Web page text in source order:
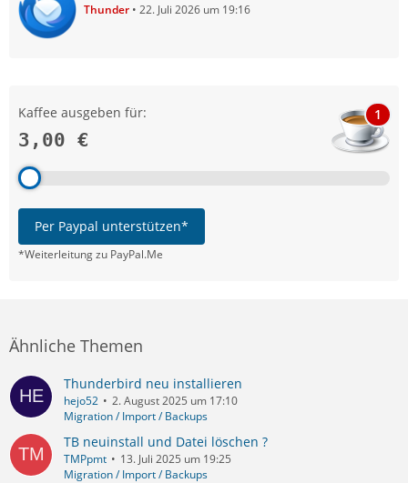
Thunder 22. Juli 2026 um 19:16
Kaffee ausgeben für:
3,00 €
1
Per Paypal unterstützen*
*Weiterleitung zu PayPal.Me
Ähnliche Themen
Thunderbird neu installieren
hejo52
2. August 2025 um 17:10
Migration / Import / Backups
TB neuinstall und Datei löschen ?
TMPpmt
13. Juli 2025 um 19:25
Migration / Import / Backups